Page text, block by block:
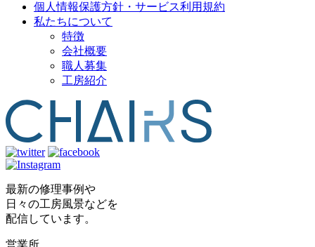
個人情報保護方針・サービス利用規約
私たちについて
特徴
会社概要
職人募集
工房紹介
最新の修理事例や
日々の工房風景などを
配信しています。